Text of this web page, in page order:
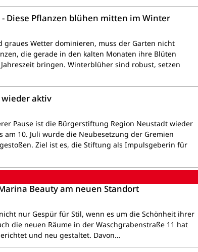
Diese Pflanzen blühen mitten im Winter
graues Wetter dominieren, muss der Garten nicht
die gerade in den kalten Monaten ihre Blüten
bringen. Winterblüher sind robust, setzen
aktiv
Pause ist die Bürgerstiftung Region Neustadt wieder
am 10. Juli wurde die Neubesetzung der Gremien
Ziel ist es, die Stiftung als Impulsgeberin für
Beauty am neuen Standort
nur Gespür für Stil, wenn es um die Schönheit ihrer
die neuen Räume in der Waschgrabenstraße 11 hat
und neu gestaltet. Davon…